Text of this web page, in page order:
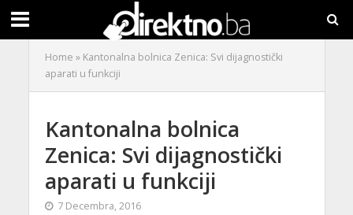
Home » Kantonalna bolnica Zenica: Svi dijagnostički
aparati u funkciji
Kantonalna bolnica
Zenica: Svi dijagnostički
aparati u funkciji
7 Decembra, 2016